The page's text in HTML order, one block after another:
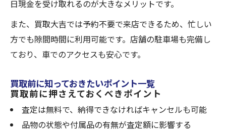
日現金を受け取れるのが大きなメリットです。
また、買取大吉では予約不要で来店できるため、忙しい
方でも隙間時間に利用可能です。店舗の駐車場も完備し
ており、車でのアクセスも安心です。
買取前に知っておきたいポイント一覧
買取前に押さえておくべきポイント
査定は無料で、納得できなければキャンセルも可能
品物の状態や付属品の有無が査定額に影響する